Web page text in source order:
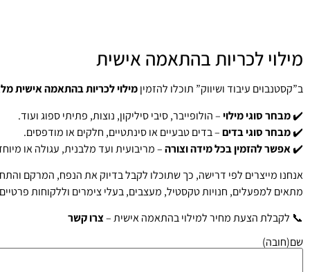
מילוי לכריות בהתאמה אישית
ב”קסטנבוים עיבוד ושיווק” תוכלו להזמיןמילוי לכריות בהתאמה אישית
✔️מבחר סוגי מילוי– הולופייבר, סיבי סיליקון, נוצות, פתיתי ספוג ועוד.
✔️מבחר סוגי בדים– בדים טבעיים או סינתטיים, חלקים או מודפסים.
✔️אפשר להזמין בכל מידה וצורה– מריבועית ועד מלבנית, עגולה או
אנחנו מייצרים לפי דרישה, כך שתוכלו לקבל בדיוק את הנפח, המרקם
מתאים למפעלים, חנויות טקסטיל, מעצבים, בעלי צימרים וללקוחות
📞 לקבלת הצעת מחיר למילוי בהתאמה אישית –צרו קשר
שם(חובה)